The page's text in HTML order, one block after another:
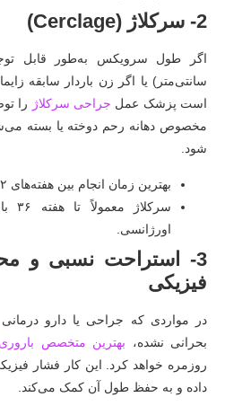
2- سرکلاژ (Cerclage)
سانتی‌متر) یا اگر زن باردار سابقه
است پزشک عمل جراحی سرکلاژ را
مخصوص دهانه رحم دوخته یا بسته
شود.
بهترین زمان انجام بین هفته‌های ۱۲ تا ۱۴ بارداری است.
اورژانسی.
3- استراحت نسبی و
فیزیکی
در مواردی که جراحی یا دارو
بحرانی نشده، بهترین متخصص باروری
روزمره خواهد کرد. این کار فشار
داده و به حفظ طول آن کمک می‌کند.